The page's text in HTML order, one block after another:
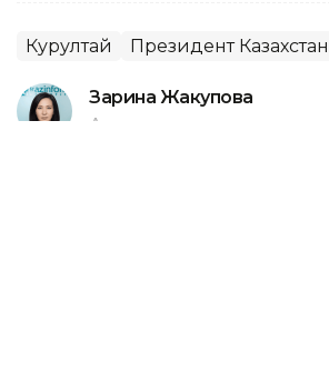
Курултай Президент
Зарина Жакупова
Автор